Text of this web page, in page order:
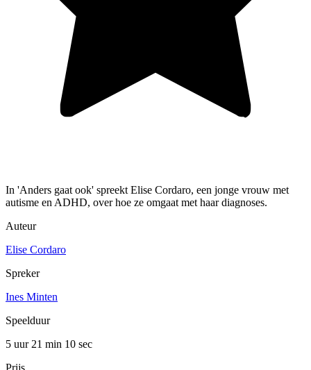
In 'Anders gaat ook' spreekt Elise Cordaro, een jonge vrouw met
autisme en ADHD, over hoe ze omgaat met haar diagnoses.
Auteur
Elise Cordaro
Spreker
Ines Minten
Speelduur
5 uur 21 min 10 sec
Prijs